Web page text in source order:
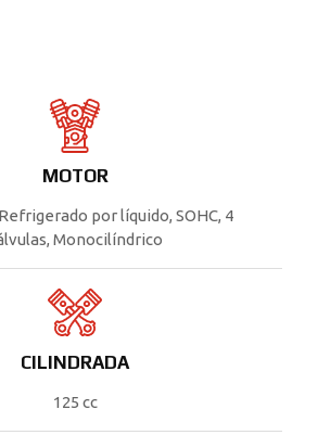
MOTOR
por líquido, SOHC, 4
Monocilíndrico
CILINDRADA
125 cc